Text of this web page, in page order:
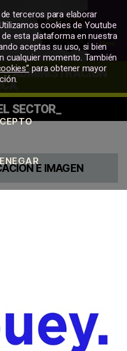
Menú
ADMINISTRACIÓN
SECTOR_
E IMAGEN
terceros para elaborar
cookies de Youtube
esta plataforma en nuestra
aceptas su uso, si bien
cualquier momento. También
para obtener mayor